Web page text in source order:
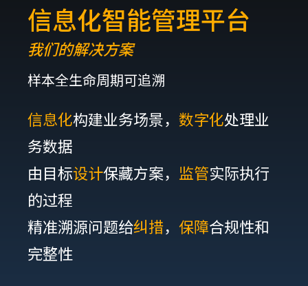
信息化智能管理平台
我们的解决方案
样本全生命周期可追溯
信息化构建业务场景， 数字化处理业
务数据
由目标设计保藏方案， 监管实际执行
的过程
精准溯源问题给纠措， 保障合规性和
完整性